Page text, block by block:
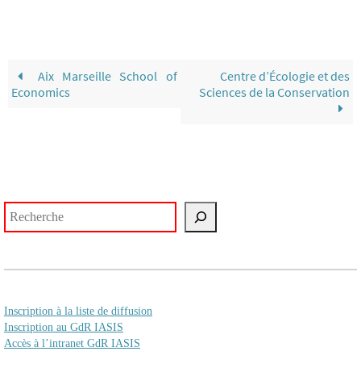
Aix Marseille School of
Economics
Centre d’Écologie et des
Sciences de la Conservation
Inscription à la liste de diffusion
Inscription au GdR IASIS
Accès à l’intranet GdR IASIS